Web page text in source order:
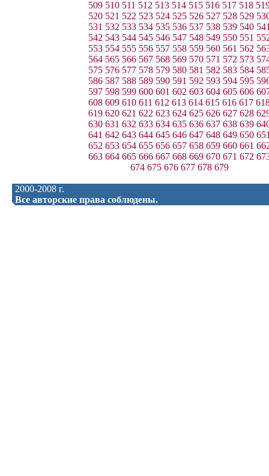
509 510 511 512 513 514 515 516 517 518
520 521 522 523 524 525 526 527 528 529
531 532 533 534 535 536 537 538 539 540
542 543 544 545 546 547 548 549 550 551
553 554 555 556 557 558 559 560 561 562
564 565 566 567 568 569 570 571 572 573
575 576 577 578 579 580 581 582 583 584
586 587 588 589 590 591 592 593 594 595
597 598 599 600 601 602 603 604 605 606
608 609 610 611 612 613 614 615 616 617
619 620 621 622 623 624 625 626 627 628
630 631 632 633 634 635 636 637 638 639
641 642 643 644 645 646 647 648 649 650
652 653 654 655 656 657 658 659 660 661
663 664 665 666 667 668 669 670 671 672
674 675 676 677 678 679
2000-2008 г.
Все авторские права соблюдены.